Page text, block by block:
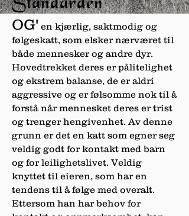
Standarden
OG' en kjærlig, saktmodig og
følgeskatt, som elsker nærværet til
både mennesker og andre dyr.
Hovedtrekket deres er pålitelighet
og ekstrem balanse, de er aldri
aggressive og er følsomme nok til å
forstå når mennesket deres er trist
og trenger hengivenhet. Av denne
grunn er det en katt som egner seg
veldig godt for kontakt med barn
og for leilighetslivet. Veldig
knyttet til eieren, som har en
tendens til å følge med overalt.
Ettersom han har behov for